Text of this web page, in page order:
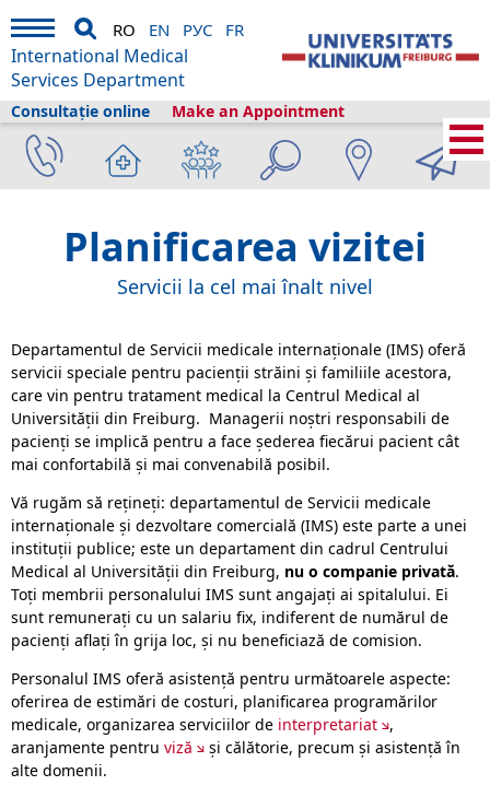
Make an Appointment
Consultație online
RO EN РУС FR
International Medical
Services Department
International Medical Services›Planificarea vizitei
Planificarea vizitei
Servicii la cel mai înalt nivel
Departamentul de Servicii medicale internaționale (IMS) oferă
servicii speciale pentru pacienții străini și familiile acestora,
care vin pentru tratament medical la Centrul Medical al
Universității din Freiburg. Managerii noștri responsabili de
pacienți se implică pentru a face șederea fiecărui pacient cât
mai confortabilă și mai convenabilă posibil.
Vă rugăm să rețineți: departamentul de Servicii medicale
internaționale și dezvoltare comercială (IMS) este parte a unei
instituții publice; este un departament din cadrul Centrului
Medical al Universității din Freiburg, nu o companie privată.
Toți membrii personalului IMS sunt angajați ai spitalului. Ei
sunt remunerați cu un salariu fix, indiferent de numărul de
pacienți aflați în grija loc, și nu beneficiază de comision.
Personalul IMS oferă asistență pentru următoarele aspecte:
oferirea de estimări de costuri, planificarea programărilor
medicale, organizarea serviciilor de interpretariat
,
aranjamente pentru viză
și călătorie, precum și asistență în
alte domenii.